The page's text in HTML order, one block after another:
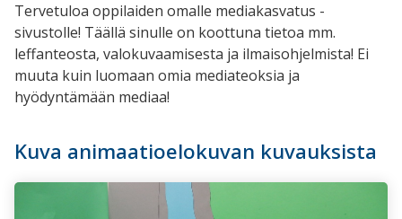
Tervetuloa oppilaiden omalle mediakasvatus -
sivustolle! Täällä sinulle on koottuna tietoa mm.
leffanteosta, valokuvaamisesta ja ilmaisohjelmista! Ei
muuta kuin luomaan omia mediateoksia ja
hyödyntämään mediaa!
Kuva animaatioelokuvan kuvauksista